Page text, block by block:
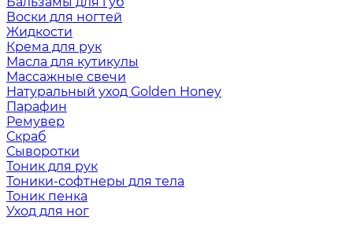
Воски для ногтей
Жидкости
Крема для рук
Масла для кутикулы
Массажные свечи
Натуральный уход Golden Honey
Парафин
Ремувер
Скраб
Сыворотки
Тоник для рук
Тоники-софтнеры для тела
Тоник пенка
Уход для ног